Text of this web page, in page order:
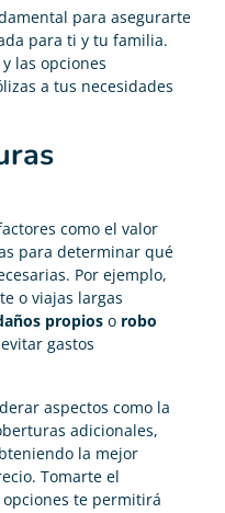
para asegurarte
para ti y tu familia.
las opciones
a tus necesidades
como el valor
para determinar qué
Por ejemplo,
o viajas largas
propios o robo
gastos
aspectos como la
adicionales,
la mejor
Tomarte el
te permitirá